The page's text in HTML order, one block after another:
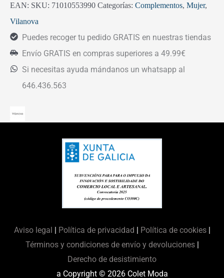
EAN: SKU: 71010553990 Categorías: Complementos, Mujer,
Vilanova
Puedes recoger tu pedido GRATIS en nuestras tiendas
Envío GRATIS en compras superiores a 49.99€
Si necesitas ayuda mándanos un whatsapp al
646.436.563
Aviso legal Política de privacidad Política de cookies|
Términos y condiciones de envío y devoluciones|
Derecho de desistimiento
a Copyright © 2026 Colet Moda